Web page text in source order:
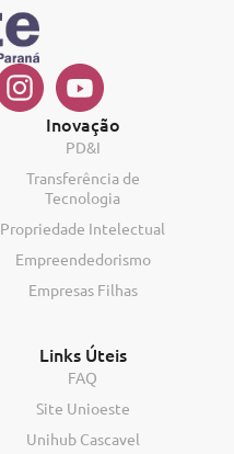
Inovação
PD&I
Transferência de
Tecnologia
Propriedade Intelectual
Empreendedorismo
Empresas Filhas
Links Úteis
FAQ
Site Unioeste
Unihub Cascavel